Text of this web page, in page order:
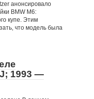
анонсировало
BMW M6:
купе. Этим
что модель была
1993 —